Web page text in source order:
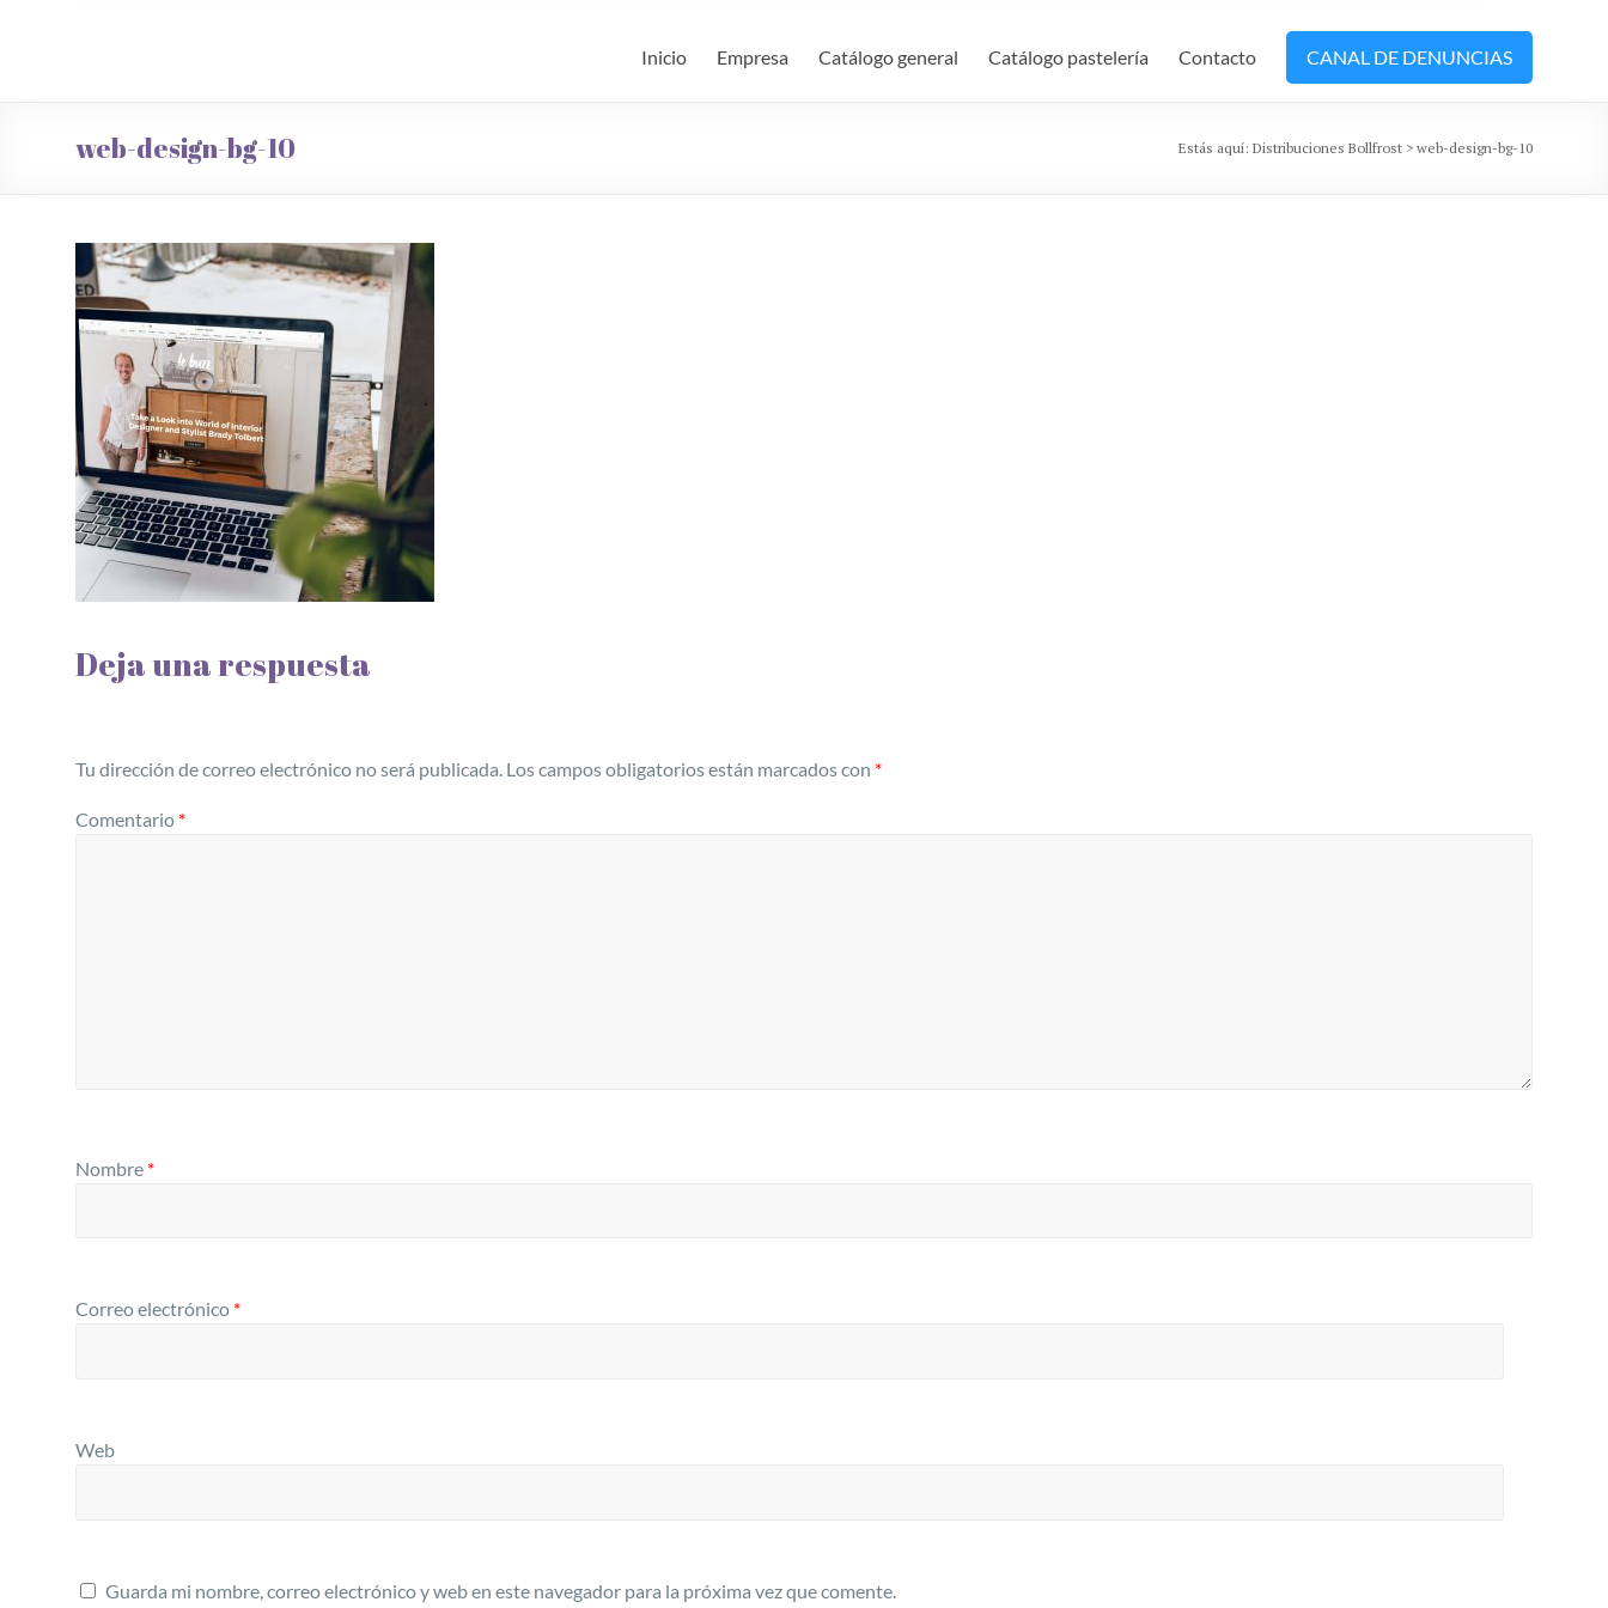
Inicio Empresa Catálogo general Catálogo pastelería Contacto CANAL DE DENUNCIAS
web-design-bg-10 Estás aquí: Distribuciones Bollfrost > web-design-bg-10
Deja una respuesta
Tu dirección de correo electrónico no será publicada. Los campos obligatorios están marcados con *
Comentario *
Nombre *
Correo electrónico *
Web
Guarda mi nombre, correo electrónico y web en este navegador para la próxima vez que comente.